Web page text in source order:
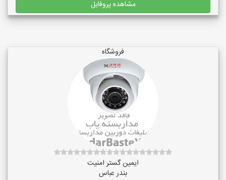
مشاهده پروفایل
فروشگاه
ایمین گستر امنیت
بندر عباس